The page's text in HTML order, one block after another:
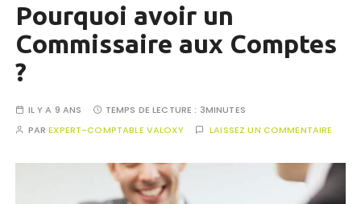
Pourquoi avoir un
Commissaire aux Comptes
?
IL Y A 9 ANS TEMPS DE LECTURE : 3MINUTES
PAREXPERT-COMPTABLE VALOXY LAISSEZ UN COMMENTAIRE